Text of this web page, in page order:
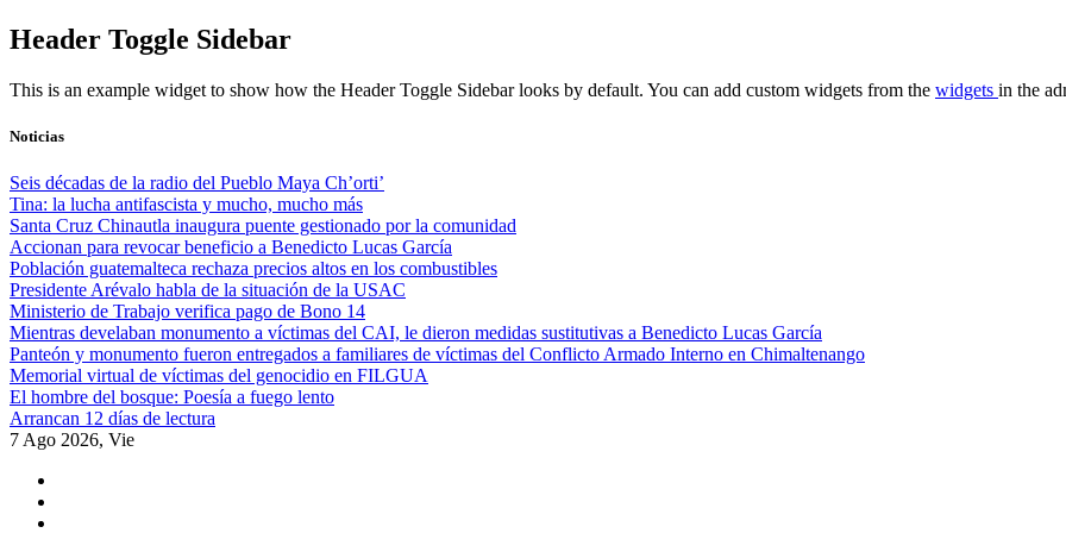
Skip
to
Header Toggle Sidebar
This is an example widget to show how the Header Toggle Sidebar looks by default. You can add custom widgets from the widgets in the
Noticias
Seis décadas de la radio del Pueblo Maya Ch’orti’
Tina: la lucha antifascista y mucho, mucho más
Santa Cruz Chinautla inaugura puente gestionado por la comunidad
Accionan para revocar beneficio a Benedicto Lucas García
Población guatemalteca rechaza precios altos en los combustibles
Presidente Arévalo habla de la situación de la USAC
Ministerio de Trabajo verifica pago de Bono 14
Mientras develaban monumento a víctimas del CAI, le dieron medidas sustitutivas a Benedicto Lucas García
Panteón y monumento fueron entregados a familiares de víctimas del Conflicto Armado Interno en Chimaltenango
Memorial virtual de víctimas del genocidio en FILGUA
El hombre del bosque: Poesía a fuego lento
Arrancan 12 días de lectura
7 Ago 2026, Vie